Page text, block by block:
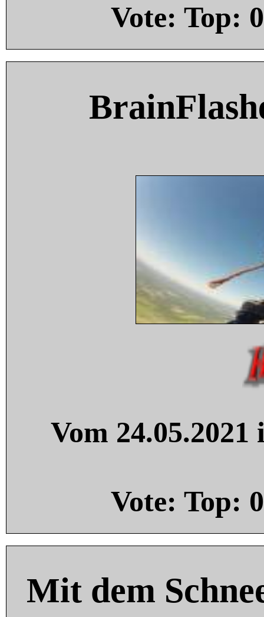
Vote: Top: 0
Vom
Vote: Top: 0
Mit dem